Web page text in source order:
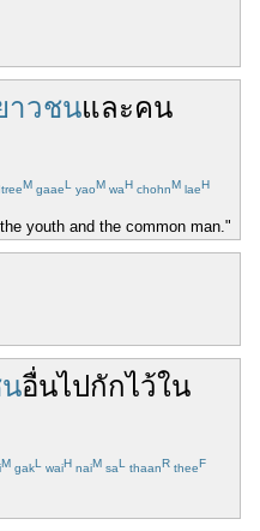
าวชนและคน
M gaaeL yaoM waH chohnM laeH
youth and the common man."
อื่นไปกักไว้ใน
M gakL waiH naiM saL thaanR theeF